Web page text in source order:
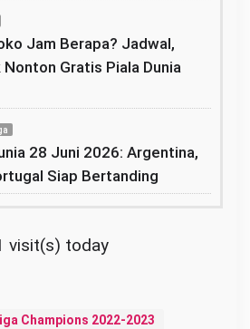
Jam Berapa? Jadwal,
Gratis Piala Dunia
28 Juni 2026: Argentina,
Siap Bertanding
visit(s) today
Champions 2022-2023